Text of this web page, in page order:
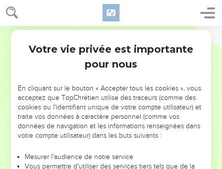
NE MANQUEZ PAS L’ÉVÉNEMENT
DE L’ANNÉE !
ET SI LEURS ERREURS POUVAIENT VOUS ÉVITER LES
VOTRES ?
leur foi ou leur vision. Mais on voit moins les doutes, les erreurs
et les saisons difficiles qu'ils ont traversés, alors même que ce
Votre vie privée est importante
pour nous
En cliquant sur le bouton « Accepter tous les cookies », vous
acceptez que TopChrétien utilise des traceurs (comme des
cookies ou l'identifiant unique de votre compte utilisateur) et
traite vos données à caractère personnel (comme vos
données de navigation et les informations renseignées dans
votre compte utilisateur) dans les buts suivants :
Mesurer l'audience de notre service
Vous permettre d'utiliser des services tiers tels que de la